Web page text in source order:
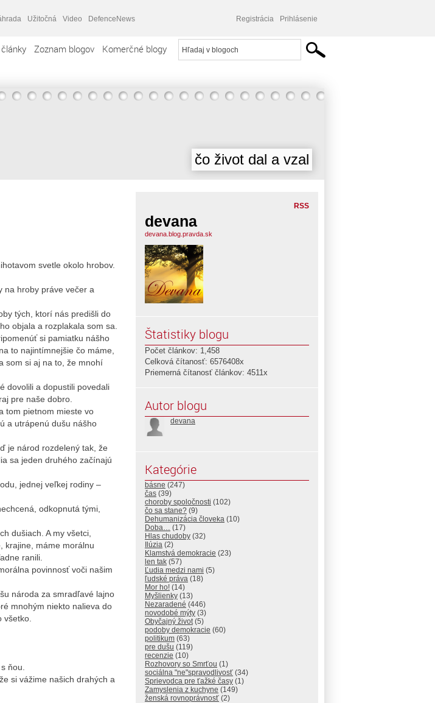
Užitočná Video DefenceNews Registrácia Prihlásenie
Zoznam blogov Komerčné blogy
čo život dal a vzal
svetle okolo hrobov.
na hroby práve večer a
tých, ktorí nás predišli do
objala a rozplakala som sa.
si pamiatku nášho
to najintímnejšie čo máme,
som si aj na to, že mnohí
dovolili a dopustili povedali
pre naše dobro.
tom pietnom mieste vo
a utrápenú dušu nášho
je národ rozdelený tak, že
sa jeden druhého začínajú
jednej veľkej rodiny –
odkopnutá tými,
dušiach. A my všetci,
krajine, máme morálnu
ranili.
povinnosť voči našim
národa za smradľavé lajno
mnohým niekto nalieva do
ňou.
si vážime našich drahých a
RSS
devana
devana.blog.pravda.sk
Štatistiky blogu
Počet článkov: 1,458
Celková čítanosť: 6576408x
Priemerná čítanosť článkov: 4511x
Autor blogu
devana
Kategórie
básne (247)
čas (39)
choroby spoločnosti (102)
čo sa stane? (9)
Dehumanizácia človeka (10)
Doba… (17)
Hlas chudoby (32)
Ilúzia (2)
Klamstvá demokracie (23)
len tak (57)
Ľudia medzi nami (5)
ľudské práva (18)
Mor ho! (14)
Myšlienky (13)
Nezaradené (446)
novodobé mýty (3)
Obyčajný život(5)
podoby demokracie (60)
politikum (63)
pre dušu (119)
recenzie (10)
Rozhovory so Smrťou (1)
sociálna "ne"spravodlivosť (34)
Sprievodca pre ťažké časy (1)
Zamyslenia z kuchyne (149)
ženská rovnoprávnosť (2)